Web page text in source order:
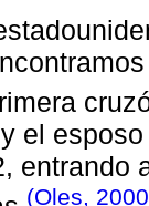
el
entrando
(Oles,